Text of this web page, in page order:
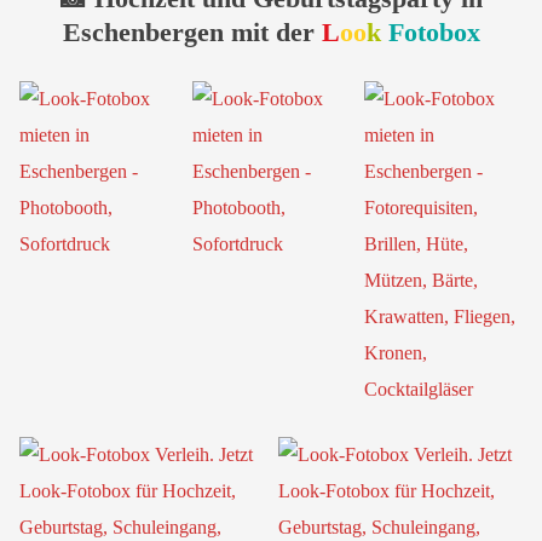
Eschenbergen mit der Look Fotobox